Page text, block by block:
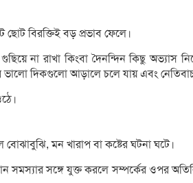
বিরক্তিই বড় প্রভাব ফেলে।
না রাখা কিংবা দৈনন্দিন কিছু অভ্যাস
ভালো দিকগুলো আড়ালে চলে যায় এবং
মন খারাপ বা কষ্টের ঘটনা ঘটে।
সমস্যার সঙ্গে যুক্ত করলে সম্পর্কের ওপর